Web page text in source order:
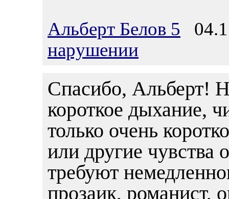
Альберт Белов 5
нарушении
Спасибо, Альберт!
короткое дыхание,
только очень
или другие чувства
требуют
прозаик, романист,